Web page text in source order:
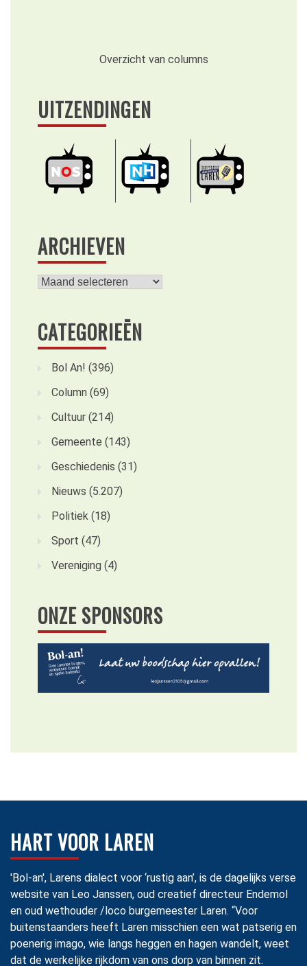
Overzicht van columns
UITZENDINGEN
ARCHIEVEN
Archieven
CATEGORIEËN
Bol An! (396)
Column (69)
Cultuur (214)
Gemeente (143)
Geschiedenis (31)
Nieuws (5.207)
Politiek (18)
Sport (47)
Vereniging (4)
ONZE SPONSORS
HART VOOR LAREN
'Bol-an', Larens dialect voor ‘rustig aan’, is de dagelijks verse
website van Leo Janssen, oud creatief directeur Endemol
en oud wethouder /loco burgemeester Laren. “Voor
buitenstaanders heeft Laren misschien een wat patserig en
poenerig imago, wie langs heggen en hagen wandelt, weet
dat de werkelijke rijkdom van ons dorp van binnen zit.